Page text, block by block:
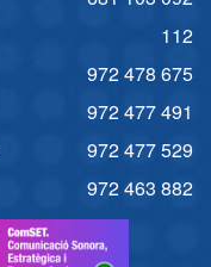
112
972 478 675
972 477 491
972 477 529
972 463 882